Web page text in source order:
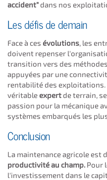
accident"dans nos
Les défis de demain
Face à ces évolutions , les
doivent repenser
transition vers des
appuyées par une
rentabilité des exploitations.
véritableexpertde terrain,
passion pour la mécanique
systèmes embarqués les
Conclusion
La maintenance agricole est
productivité au champ. Pour
l'investissement dans le